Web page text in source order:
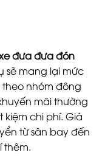
đưa đưa đón
sẽ mang lại mức
nhóm đông
mãi thường
chi phí. Giá
từ sân bay đến
thêm.